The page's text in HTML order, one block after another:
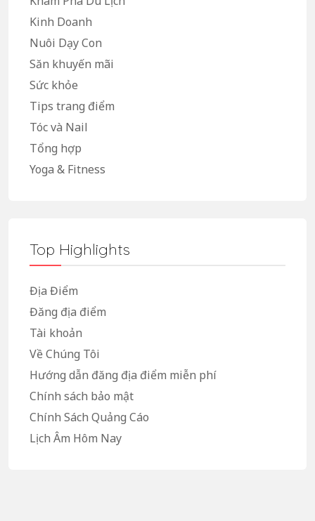
Kinh Doanh
Nuôi Dạy Con
Săn khuyến mãi
Sức khỏe
Tips trang điểm
Tóc và Nail
Tổng hợp
Yoga & Fitness
Top Highlights
Địa Điểm
Đăng địa điểm
Tài khoản
Về Chúng Tôi
Hướng dẫn đăng địa điểm miễn phí
Chính sách bảo mật
Chính Sách Quảng Cáo
Lịch Âm Hôm Nay